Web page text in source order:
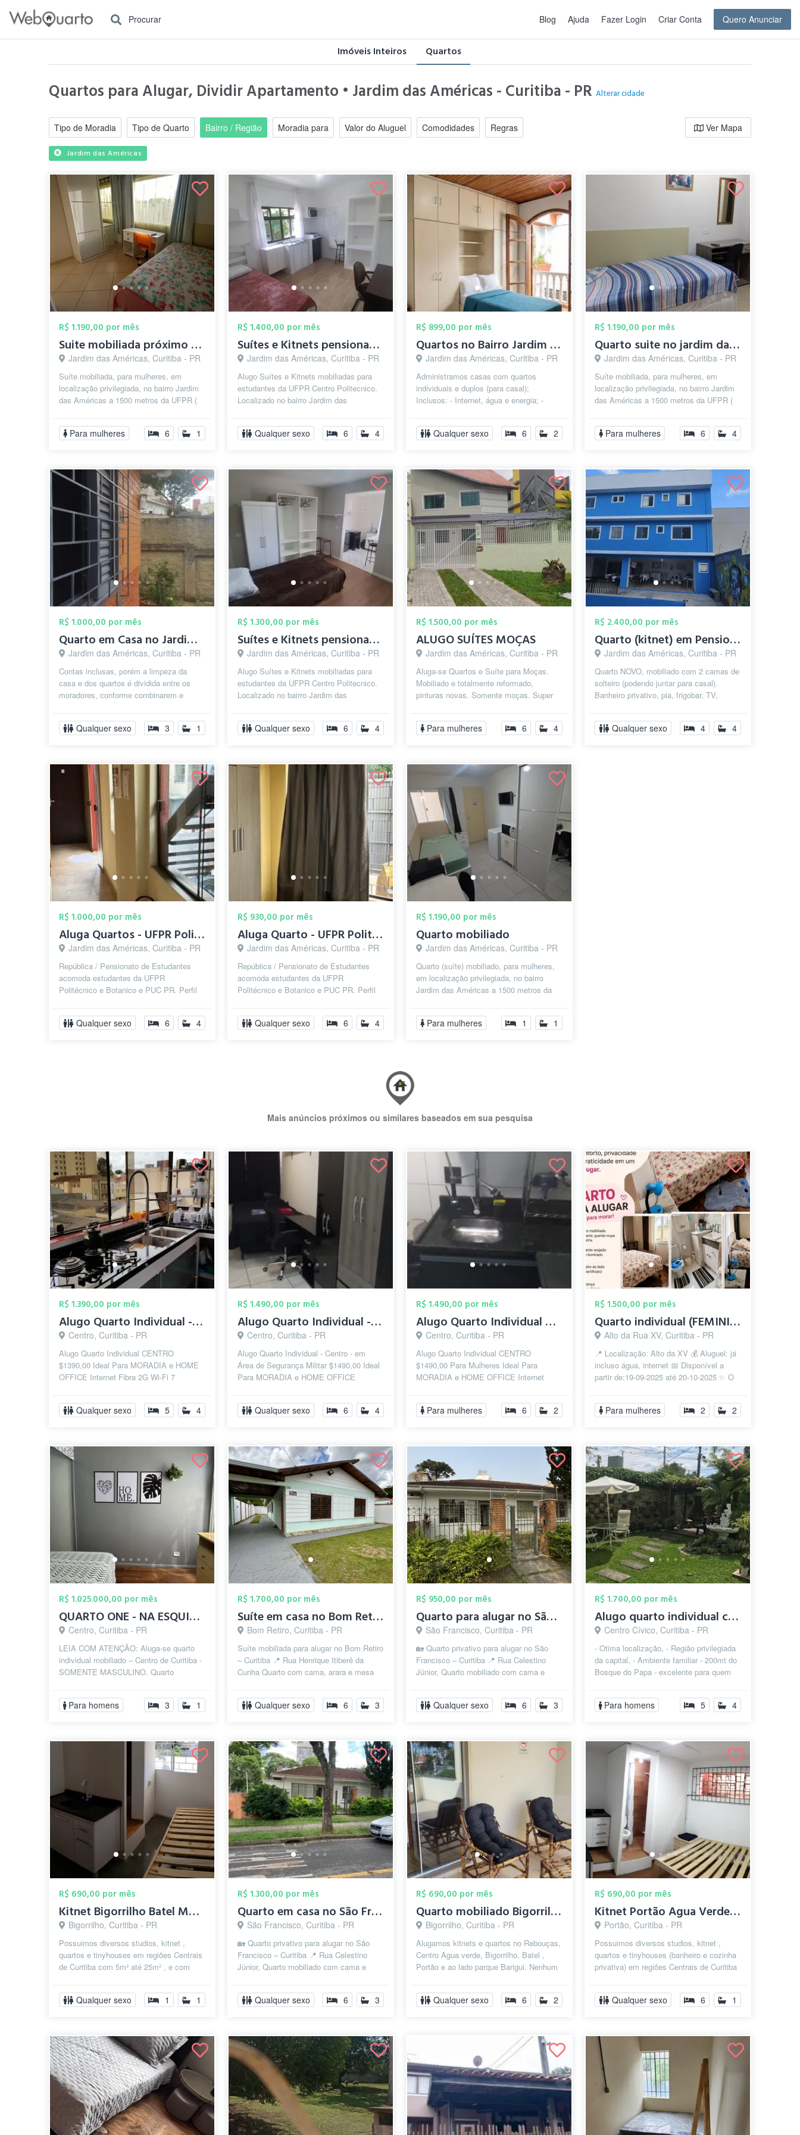
Procurar Blog Ajuda Fazer Login Criar Conta Quero Anunciar
Imóveis Inteiros Quartos
Quartos para Alugar, Dividir Apartamento • Jardim das Américas - Curitiba - PRAlterar cidade
Tipo de Moradia Tipo de Quarto Bairro / Região Moradia para Valor do Aluguel Comodidades Regras Ver Mapa
Jardim das Américas
R$ 1.190,00 por mês
Suite mobiliada próximo a UFPR centro po...
Jardim das Américas, Curitiba - PR
Suíte mobiliada, para mulheres, em
localização privilegiada, no bairro Jardim
das Américas a 1500 metros da UFPR (
Para mulheres 6 1
R$ 1.400,00 por mês
Suítes e Kitnets pensionato estudantil
Jardim das Américas, Curitiba - PR
Alugo Suítes e Kitnets mobiliadas para
estudantes da UFPR Centro Politecnico.
Localizado no bairro Jardim das
Olive...
Qualquer sexo 6 4
R$ 899,00 por mês
Quartos no Bairro Jardim das Américas co...
Jardim das Américas, Curitiba - PR
Administramos casas com quartos
individuais e duplos (para casal);
Inclusos: - Internet, água e energia; -
complet...
Qualquer sexo 6 2
R$ 1.190,00 por mês
Quarto suite no jardim das Américas
Jardim das Américas, Curitiba - PR
Suíte mobiliada, para mulheres, em
localização privilegiada, no bairro Jardim
das Américas a 1500 metros da UFPR (
Para mulheres 6 4
R$ 1.000,00 por mês
Quarto em Casa no Jardim das Américas
Jardim das Américas, Curitiba - PR
Contas inclusas, porém a limpeza da
casa e dos quartos é dividida entre os
moradores, conforme combinarem e
Máquina...
Qualquer sexo 3 1
R$ 1.300,00 por mês
Suítes e Kitnets pensionato estudantil
Jardim das Américas, Curitiba - PR
Alugo Suítes e Kitnets mobiliadas para
estudantes da UFPR Centro Politecnico.
Localizado no bairro Jardim das
Olive...
Qualquer sexo 6 4
R$ 1.500,00 por mês
ALUGO SUÍTES MOÇAS
Jardim das Américas, Curitiba - PR
Aluga-se Quartos e Suíte para Moças.
Mobiliado e totalmente reformado,
pinturas novas. Somente moças. Super
Para mulheres 6 4
R$ 2.400,00 por mês
Quarto (kitnet) em Pensionato Estudantil
Jardim das Américas, Curitiba - PR
Quarto NOVO, mobiliado com 2 camas de
solteiro (podendo juntar para casal).
Banheiro privativo, pia, frigobar, TV,
Qualquer sexo 4 4
R$ 1.000,00 por mês
Aluga Quartos - UFPR Politécnico e Botan...
Jardim das Américas, Curitiba - PR
República / Pensionato de Estudantes
acomoda estudantes da UFPR
Politécnico e Botanico e PUC PR. Perfil
veteranos ,...
Qualquer sexo 6 4
R$ 930,00 por mês
Aluga Quarto - UFPR Politécnico e Botani...
Jardim das Américas, Curitiba - PR
República / Pensionato de Estudantes
acomoda estudantes da UFPR
Politécnico e Botanico e PUC PR. Perfil
veteranos ,...
Qualquer sexo 6 4
R$ 1.190,00 por mês
Quarto mobiliado
Jardim das Américas, Curitiba - PR
Quarto (suíte) mobiliado, para mulheres,
em localização privilegiada, no bairro
Jardim das Américas a 1500 metros da
Para mulheres 1 1
Mais anúncios próximos ou similares baseados em sua pesquisa
R$ 1.390,00 por mês
Alugo Quarto Individual - Centro - em Ár...
Centro, Curitiba - PR
Alugo Quarto Individual CENTRO
$1390,00 Ideal Para MORADIA e HOME
OFFICE Internet Fibra 2G Wi-Fi 7
os Recintos S...
Qualquer sexo 5 4
R$ 1.490,00 por mês
Alugo Quarto Individual - Centro - em Ár...
Centro, Curitiba - PR
Alugo Quarto Individual - Centro - em
Área de Segurança Militar $1490,00 Ideal
Para MORADIA e HOME OFFICE
Re...
Qualquer sexo 6 4
R$ 1.490,00 por mês
Alugo Quarto Individual CENTRO $1490,00
Centro, Curitiba - PR
Alugo Quarto Individual CENTRO
$1490,00 Para Mulheres Ideal Para
MORADIA e HOME OFFICE Internet
Mesh em Todos os...
Para mulheres 6 2
R$ 1.500,00 por mês
Quarto individual (FEMININO)
Alto da Rua XV, Curitiba - PR
📍 Localização: Alto da XV 💰 Aluguel: já
incluso água, internet 📅 Disponível a
partir de:19-09-2025 até 20-10-2025 ✨ O
Para mulheres 2 2
R$ 1.025.000,00 por mês
QUARTO ONE - NA ESQUINA DA REITORIA UFPR
Centro, Curitiba - PR
LEIA COM ATENÇÃO: Aluga-se quarto
individual mobiliado – Centro de Curitiba -
SOMENTE MASCULINO. Quarto
localizado...
Para homens 3 1
R$ 1.700,00 por mês
Suíte em casa no Bom Retiro (Centro Cívi...
Bom Retiro, Curitiba - PR
Suíte mobiliada para alugar no Bom Retiro
– Curitiba 📍 Rua Henrique Itiberê da
Cunha Quarto com cama, arara e mesa
Qualquer sexo 6 3
R$ 950,00 por mês
Quarto para alugar no São Francisco (Cen...
São Francisco, Curitiba - PR
🏡 Quarto privativo para alugar no São
Francisco – Curitiba 📍 Rua Celestino
Júnior, Quarto mobiliado com cama e
Qualquer sexo 6 3
R$ 1.700,00 por mês
Alugo quarto individual c banheiro
Centro Cívico, Curitiba - PR
- Otima localização, - Região privilegiada
da capital, - Ambiente familiar - 200mt do
Bosque do Papa - excelente para quem
Para homens 5 4
R$ 690,00 por mês
Kitnet Bigorrilho Batel Mobiliado Quart...
Bigorrilho, Curitiba - PR
Possuimos diversos studios, kitnet ,
quartos e tinyhouses em regiões Centrais
de Curitiba com 5m² até 25m² , e com
Qualquer sexo 1 1
R$ 1.300,00 por mês
Quarto em casa no São Francisco (Centro)
São Francisco, Curitiba - PR
🏡 Quarto privativo para alugar no São
Francisco – Curitiba 📍 Rua Celestino
Júnior, Quarto mobiliado com cama e
Qualquer sexo 6 3
R$ 690,00 por mês
Quarto mobiliado Bigorrilho Solteiro ou ...
Bigorrilho, Curitiba - PR
Alugamos kitnets e quartos no Rebouças,
Centro Agua verde, Bigorrilho, Batel ,
Portão e ao lado parque Barigui. Nenhum
Qualquer sexo 6 2
R$ 690,00 por mês
Kitnet Portão Agua Verde Mobiliado Quart...
Portão, Curitiba - PR
Possuimos diversos studios, kitnet ,
quartos e tinyhouses (banheiro e cozinha
privativa) em regiões Centrais de Curitiba
Qualquer sexo 6 1